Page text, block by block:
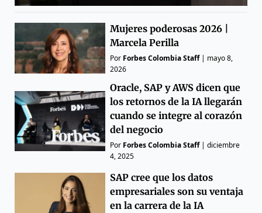
Mujeres poderosas 2026 |
Marcela Perilla
Por Forbes Colombia Staff| mayo 8,
2026
Oracle, SAP y AWS dicen que
los retornos de la IA llegarán
cuando se integre al corazón
del negocio
Por Forbes Colombia Staff|diciembre
4, 2025
SAP cree que los datos
empresariales son su ventaja
en la carrera de la IA